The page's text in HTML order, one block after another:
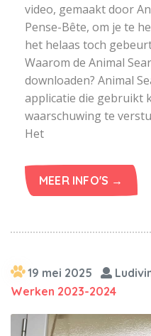
video, gemaakt door
Pense-Bête, om je te
het helaas toch
Waarom de Animal
downloaden? Animal
applicatie die gebruikt
waarschuwing te
Het
MEER INFO'S →
19 mei 2025
Werken 2023-2024